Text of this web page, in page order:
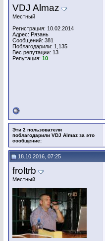
VDJ Almaz
Местный
Регистрация: 10.02.2014
Адрес: Рязань
Сообщений: 381
Поблагодарили: 1,135
Вес репутации: 13
Репутация: 10
Эти 2 пользователи
поблагодарили VDJ Almaz за это
сообщение:
18.10.2016, 07:25
froltrb
Местный